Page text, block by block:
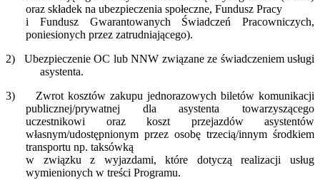
oraz składek na ubezpieczenia społeczne, Fundusz Pracy
i Fundusz Gwarantowanych Świadczeń Pracowniczych,
poniesionych przez zatrudniającego).
2)
Ubezpieczenie OC lub NNW związane ze świadczeniem usługi
asystenta.
3)
Zwrot kosztów zakupu jednorazowych biletów komunikacji
publicznej/prywatnej dla asystenta towarzyszącego
uczestnikowi oraz koszt przejazdów asystentów
własnym/udostępnionym przez osobę trzecią/innym środkiem
transportu np. taksówką
w związku z wyjazdami, które dotyczą realizacji usług
wymienionych w treści Programu.